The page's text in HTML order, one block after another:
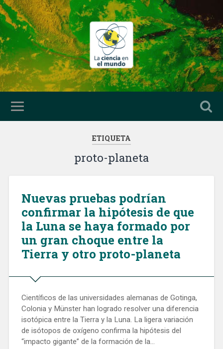
ETIQUETA
proto-planeta
Nuevas pruebas podrían
confirmar la hipótesis de que
la Luna se haya formado por
un gran choque entre la
Tierra y otro proto-planeta
Científicos de las universidades alemanas de Gotinga,
Colonia y Münster han logrado resolver una diferencia
isotópica entre la Tierra y la Luna. La ligera variación
de isótopos de oxígeno confirma la hipótesis del
“impacto gigante” de la formación de la…